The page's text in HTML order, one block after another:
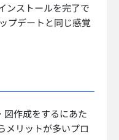
ンストールを完了で
プデートと同じ感覚
図作成をするにあた
メリットが多いプロ